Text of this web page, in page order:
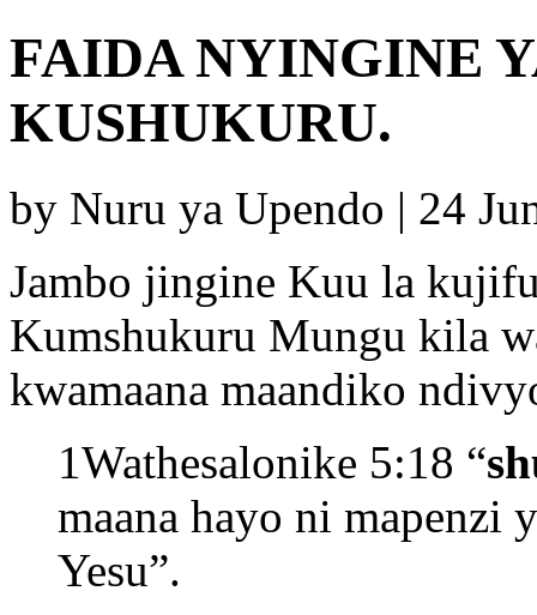
FAIDA NYINGINE
KUSHUKURU.
by Nuru ya Upendo | 24
Jambo jingine Kuu la
Kumshukuru Mungu kila
kwamaana maandiko
1Wathesalonike 5:18 “
maana hayo ni
Yesu”.